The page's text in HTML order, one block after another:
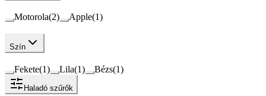
Motorola(2) Apple(1)
Szín
Fekete(1) Lila(1) Bézs(1)
Haladó szűrők